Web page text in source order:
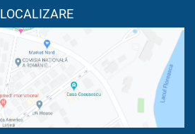
LOCALIZARE